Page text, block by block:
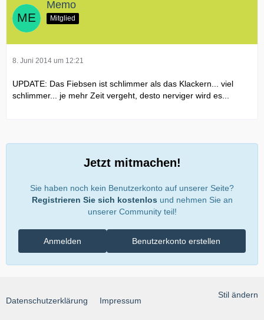
Memo
Mitglied
8. Juni 2014 um 12:21
UPDATE: Das Fiebsen ist schlimmer als das Klackern... viel
schlimmer... je mehr Zeit vergeht, desto nerviger wird es...
Jetzt mitmachen!
Sie haben noch kein Benutzerkonto auf unserer Seite?
Registrieren Sie sich kostenlos und nehmen Sie an
unserer Community teil!
Benutzerkonto erstellen
Anmelden
Stil ändern
Datenschutzerklärung Impressum